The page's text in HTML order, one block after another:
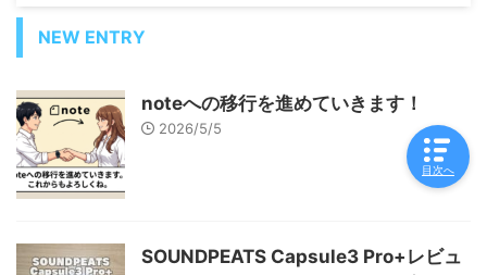
NEW ENTRY
noteへの移行を進めていきます！
2026/5/5
SOUNDPEATS Capsule3 Pro+レビュ
目次へ